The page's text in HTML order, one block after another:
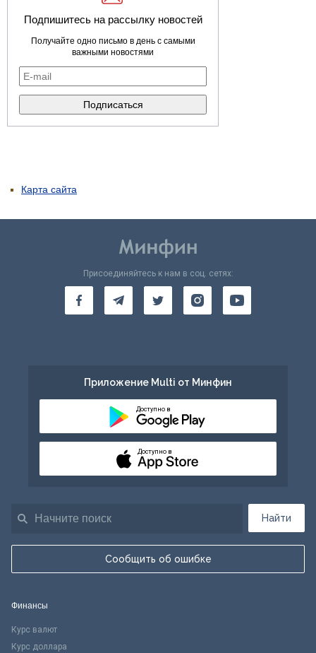
Подпишитесь на рассылку новостей
Получайте одно письмо в день с самыми
важными новостями
Карта сайта
Найти
Сообщить об ошибке
Присоединяйтесь к нам в соц. сетях:
Приложение Multi от Минфин
Доступно в
Доступно в
Финансы
Курс валют
Курс доллара